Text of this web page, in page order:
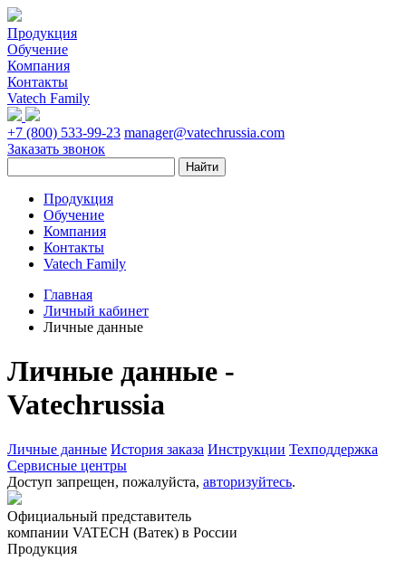
Продукция
Обучение
Компания
Контакты
Vatech Family
+7 (800) 533-99-23 manager@vatechrussia.com
Заказать звонок
Продукция
Обучение
Компания
Контакты
Vatech Family
Главная
Личный кабинет
Личные данные
Личные данные -
Vatechrussia
Личные данные История заказа Инструкции Техподдержка
Сервисные центры
Доступ запрещен, пожалуйста, авторизуйтесь.
Официальный представитель
компании VATECH (Ватек) в России
Продукция